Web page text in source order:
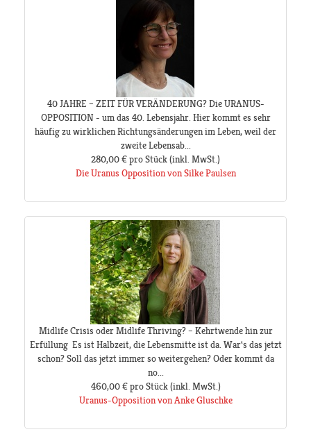
40 JAHRE – ZEIT FÜR VERÄNDERUNG? Die URANUS-
OPPOSITION - um das 40. Lebensjahr. Hier kommt es sehr
häufig zu wirklichen Richtungsänderungen im Leben, weil der
zweite Lebensab...
280,00 €pro Stück(inkl. MwSt.)
Die Uranus Opposition von Silke Paulsen
Midlife Crisis oder Midlife Thriving? – Kehrtwende hin zur
Erfüllung Es ist Halbzeit, die Lebensmitte ist da. War‘s das jetzt
schon? Soll das jetzt immer so weitergehen? Oder kommt da
no...
460,00 € pro Stück(inkl. MwSt.)
Uranus-Opposition von Anke Gluschke